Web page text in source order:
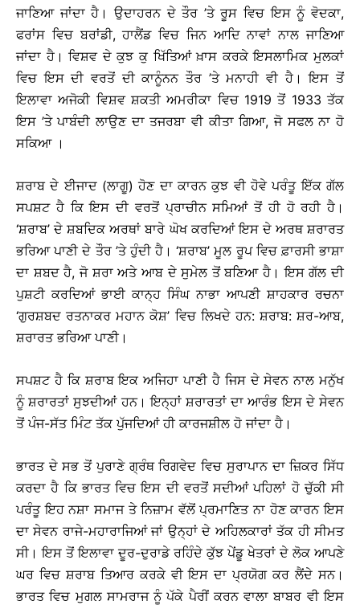
ਜਾਣਿਆ ਜਾਂਦਾ ਹੈ। ਉਦਾਹਰਨ ਦੇ ਤੌਰ ’ਤੇ ਰੂਸ ਵਿਚ ਇਸ ਨੂੰ ਵੋਦਕਾ,
ਫਰਾਂਸ ਵਿਚ ਬਰਾਂਡੀ, ਹਾਲੈਂਡ ਵਿਚ ਜਿਨ ਆਦਿ ਨਾਵਾਂ ਨਾਲ ਜਾਣਿਆ
ਜਾਂਦਾ ਹੈ। ਵਿਸ਼ਵ ਦੇ ਕੁਝ ਕੁ ਖਿੱਤਿਆਂ ਖ਼ਾਸ ਕਰਕੇ ਇਸਲਾਮਿਕ ਮੁਲਕਾਂ
ਵਿਚ ਇਸ ਦੀ ਵਰਤੋਂ ਦੀ ਕਾਨੂੰਨਨ ਤੌਰ ’ਤੇ ਮਨਾਹੀ ਵੀ ਹੈ। ਇਸ ਤੋਂ
ਇਲਾਵਾ ਅਜੋਕੀ ਵਿਸ਼ਵ ਸ਼ਕਤੀ ਅਮਰੀਕਾ ਵਿਚ 1919 ਤੋਂ 1933 ਤੱਕ
ਇਸ ’ਤੇ ਪਾਬੰਦੀ ਲਾਉਣ ਦਾ ਤਜਰਬਾ ਵੀ ਕੀਤਾ ਗਿਆ, ਜੋ ਸਫਲ ਨਾ ਹੋ
ਸਕਿਆ ।
ਸ਼ਰਾਬ ਦੇ ਈਜਾਦ (ਲਾਗੂ) ਹੋਣ ਦਾ ਕਾਰਨ ਕੁਝ ਵੀ ਹੋਵੇ ਪਰੰਤੂ ਇੱਕ ਗੱਲ
ਸਪਸ਼ਟ ਹੈ ਕਿ ਇਸ ਦੀ ਵਰਤੋਂ ਪ੍ਰਾਚੀਨ ਸਮਿਆਂ ਤੋਂ ਹੀ ਹੋ ਰਹੀ ਹੈ।
‘ਸ਼ਰਾਬ’ ਦੇ ਸ਼ਬਦਿਕ ਅਰਥਾਂ ਬਾਰੇ ਘੋਖ ਕਰਦਿਆਂ ਇਸ ਦੇ ਅਰਥ ਸ਼ਰਾਰਤ
ਭਰਿਆ ਪਾਣੀ ਦੇ ਤੌਰ ’ਤੇ ਹੁੰਦੀ ਹੈ। ‘ਸ਼ਰਾਬ’ ਮੂਲ ਰੂਪ ਵਿਚ ਫ਼ਾਰਸੀ ਭਾਸ਼ਾ
ਦਾ ਸ਼ਬਦ ਹੈ, ਜੋ ਸ਼ਰਾ ਅਤੇ ਆਬ ਦੇ ਸੁਮੇਲ ਤੋਂ ਬਣਿਆ ਹੈ। ਇਸ ਗੱਲ ਦੀ
ਪੁਸ਼ਟੀ ਕਰਦਿਆਂ ਭਾਈ ਕਾਨ੍ਹ ਸਿੰਘ ਨਾਭਾ ਆਪਣੀ ਸ਼ਾਹਕਾਰ ਰਚਨਾ
‘ਗੁਰਸ਼ਬਦ ਰਤਨਾਕਰ ਮਹਾਨ ਕੋਸ਼’ ਵਿਚ ਲਿਖਦੇ ਹਨ: ਸ਼ਰਾਬ: ਸ਼ਰ-ਆਬ,
ਸ਼ਰਾਰਤ ਭਰਿਆ ਪਾਣੀ।
ਸਪਸ਼ਟ ਹੈ ਕਿ ਸ਼ਰਾਬ ਇਕ ਅਜਿਹਾ ਪਾਣੀ ਹੈ ਜਿਸ ਦੇ ਸੇਵਨ ਨਾਲ ਮਨੁੱਖ
ਨੂੰ ਸ਼ਰਾਰਤਾਂ ਸੁਝਦੀਆਂ ਹਨ। ਇਨ੍ਹਾਂ ਸ਼ਰਾਰਤਾਂ ਦਾ ਆਰੰਭ ਇਸ ਦੇ ਸੇਵਨ
ਤੋਂ ਪੰਜ-ਸੱਤ ਮਿੰਟ ਤੱਕ ਪੁੱਜਦਿਆਂ ਹੀ ਕਾਰਜਸ਼ੀਲ ਹੋ ਜਾਂਦਾ ਹੈ।
ਭਾਰਤ ਦੇ ਸਭ ਤੋਂ ਪੁਰਾਣੇ ਗ੍ਰੰਥ ਰਿਗਵੇਦ ਵਿਚ ਸੁਰਾਪਾਨ ਦਾ ਜ਼ਿਕਰ ਸਿੱਧ
ਕਰਦਾ ਹੈ ਕਿ ਭਾਰਤ ਵਿਚ ਇਸ ਦੀ ਵਰਤੋਂ ਸਦੀਆਂ ਪਹਿਲਾਂ ਹੋ ਚੁੱਕੀ ਸੀ
ਪਰੰਤੂ ਇਹ ਨਸ਼ਾ ਸਮਾਜ ਤੇ ਨਿਜ਼ਾਮ ਵੱਲੋਂ ਪ੍ਰਮਾਣਿਤ ਨਾ ਹੋਣ ਕਾਰਨ ਇਸ
ਦਾ ਸੇਵਨ ਰਾਜੇ-ਮਹਾਰਾਜਿਆਂ ਜਾਂ ਉਨ੍ਹਾਂ ਦੇ ਅਹਿਲਕਾਰਾਂ ਤੱਕ ਹੀ ਸੀਮਤ
ਸੀ। ਇਸ ਤੋਂ ਇਲਾਵਾ ਦੂਰ-ਦੁਰਾਡੇ ਰਹਿੰਦੇ ਕੁੱਝ ਪੇਂਡੂ ਖੇਤਰਾਂ ਦੇ ਲੋਕ ਆਪਣੇ
ਘਰ ਵਿਚ ਸ਼ਰਾਬ ਤਿਆਰ ਕਰਕੇ ਵੀ ਇਸ ਦਾ ਪ੍ਰਯੋਗ ਕਰ ਲੈਂਦੇ ਸਨ।
ਭਾਰਤ ਵਿਚ ਮੁਗਲ ਸਾਮਰਾਜ ਨੂੰ ਪੱਕੇ ਪੈਰੀਂ ਕਰਨ ਵਾਲਾ ਬਾਬਰ ਵੀ ਇਸ